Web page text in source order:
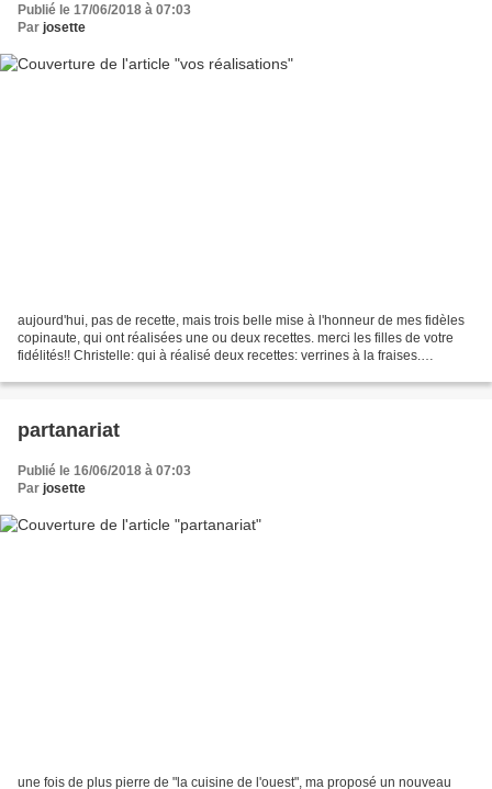
Publié le 17/06/2018 à 07:03
Par josette
aujourd'hui, pas de recette, mais trois belle mise à l'honneur de mes fidèles
copinaute, qui ont réalisées une ou deux recettes. merci les filles de votre
fidélités!! Christelle: qui à réalisé deux recettes: verrines à la fraises.
partanariat
Publié le 16/06/2018 à 07:03
Par josette
une fois de plus pierre de "la cuisine de l'ouest", ma proposé un nouveau